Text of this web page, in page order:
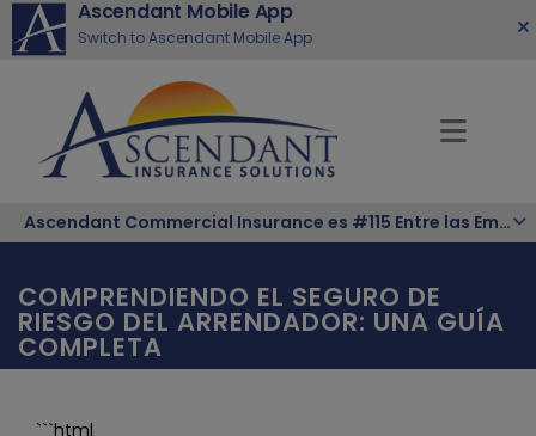
Ascendant Mobile App
Switch to Ascendant Mobile App
Ascendant Commercial Insurance es #115 Entre las Empresas Hispanas Más Grandes de la Nación
COMPRENDIENDO EL SEGURO DE
RIESGO DEL ARRENDADOR: UNA GUÍA
COMPLETA
```html